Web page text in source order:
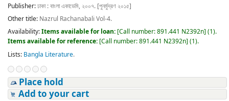
Publisher:ঢাকা : বাংলা একাডেমি, ২০০৭. [পুনর্মুদ্রণ ২০১৫]
Other title: Nazrul Rachanabali Vol-4.
Availability:Items available for loan: [Call number:891.441 N2392n] (1).
Items available for reference: [Call number:891.441 N2392n] (1).
Lists: Bangla Literature.
Place hold
Add to your cart